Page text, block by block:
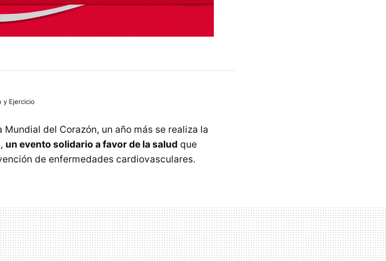
y Ejercicio
del Corazón, un año más se realiza la
, un evento solidario a favor de la salud que
de enfermedades cardiovasculares.